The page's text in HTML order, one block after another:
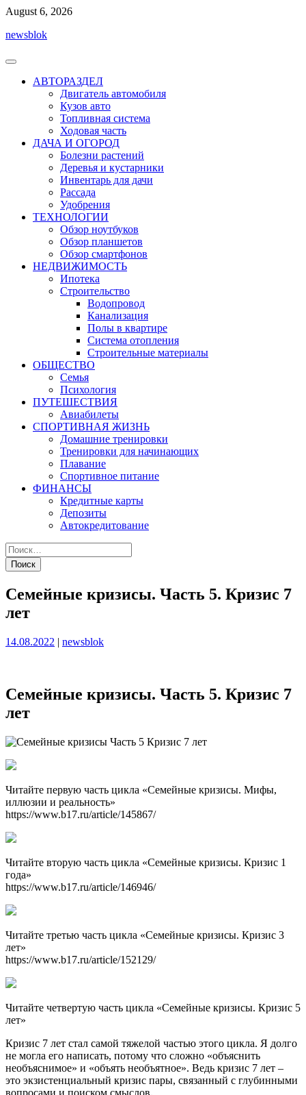
Перейти
содержимому
August 6, 2026
newsblok
АВТОРАЗДЕЛ
Двигатель автомобиля
Кузов авто
Топливная система
Ходовая часть
ДАЧА И ОГОРОД
Болезни растений
Деревья и кустарники
Инвентарь для дачи
Рассада
Удобрения
ТЕХНОЛОГИИ
Обзор ноутбуков
Обзор планшетов
Обзор смартфонов
НЕДВИЖИМОСТЬ
Ипотека
Строительство
Водопровод
Канализация
Полы в квартире
Система отопления
Строительные материалы
ОБЩЕСТВО
Семья
Психология
ПУТЕШЕСТВИЯ
Авиабилеты
СПОРТИВНАЯ ЖИЗНЬ
Домашние тренировки
Тренировки для начинающих
Плавание
Спортивное питание
ФИНАНСЫ
Кредитные карты
Депозиты
Автокредитование
Семейные кризисы. Часть 5. Кризис 7
лет
Опубликовано
14.08.2022 | Опубликовано
newsblok
Семейные кризисы. Часть 5. Кризис 7
лет
Читайте первую часть цикла «Семейные кризисы. Мифы,
иллюзии и реальность»
https://www.b17.ru/article/145867/
Читайте вторую часть цикла «Семейные кризисы. Кризис 1
года»
https://www.b17.ru/article/146946/
Читайте третью часть цикла «Семейные кризисы. Кризис 3
лет»
https://www.b17.ru/article/152129/
Читайте четвертую часть цикла «Семейные кризисы. Кризис 5
лет»
Кризис 7 лет стал самой тяжелой частью этого цикла. Я долго
не могла его написать, потому что сложно «объяснить
необъяснимое» и «объять необъятное». Ведь кризис 7 лет –
это экзистенциальный кризис пары, связанный с глубинными
вопросами и поиском смыслов.